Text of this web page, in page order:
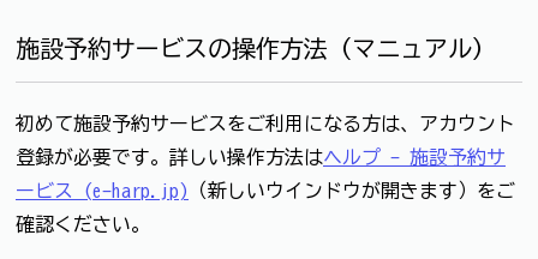
施設予約サービスの操作方法（マニュアル）
初めて施設予約サービスをご利用になる方は、アカウント
登録が必要です。詳しい操作方法はヘルプ - 施設予約サ
ービス (e-harp.jp)
（新しいウインドウが開きます）をご
確認ください。